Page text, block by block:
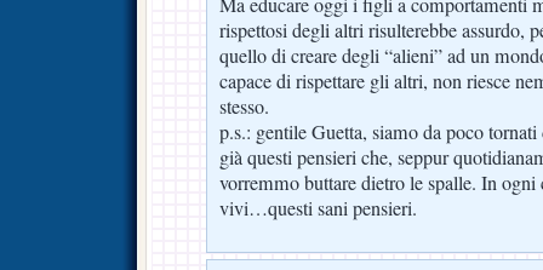
rispettosi degli altri risulterebbe assurdo,
quello di creare degli “alieni” ad un
capace di rispettare gli altri, non riesce
stesso.
p.s.: gentile Guetta, siamo da poco
già questi pensieri che, seppur
vorremmo buttare dietro le spalle. In ogni
vivi…questi sani pensieri.